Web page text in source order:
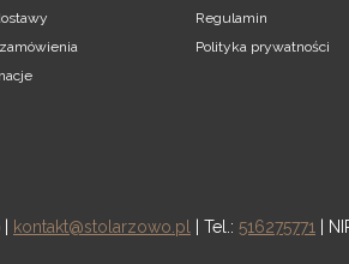
Regulamin
Polityka prywatności
kontakt@stolarzowo.pl | Tel.: 516275771 |